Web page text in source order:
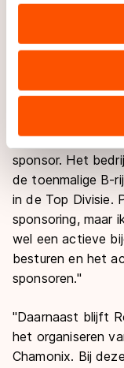
websiteverkeer te
uw gebruik van
combineren met
verstrekt of die zij
Sommige
landen buiten de
adequaat
Door op
overdracht. Meer
wij echter doelen
voldoende
besluiten de
Spijtig, maar
van de SSWN.
sponsor. Het
de toenmalige B-
in de Top Divisie.
sponsoring, maar
wel een actieve
besturen en het
sponsoren."
"Daarnaast blijft
het organiseren
Chamonix. Bij